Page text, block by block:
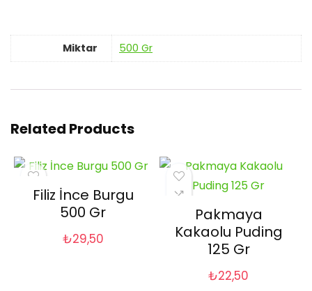
Miktar 500 Gr
Related Products
Filiz İnce Burgu
500 Gr
₺29,50
Pakmaya
Kakaolu Puding
125 Gr
₺22,50